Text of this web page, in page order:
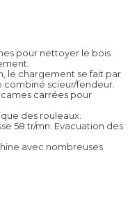
pour nettoyer le bois
le chargement se fait par
scieur/fendeur.
carrées pour
des rouleaux.
58 tr/mn. Evacuation des
avec nombreuses